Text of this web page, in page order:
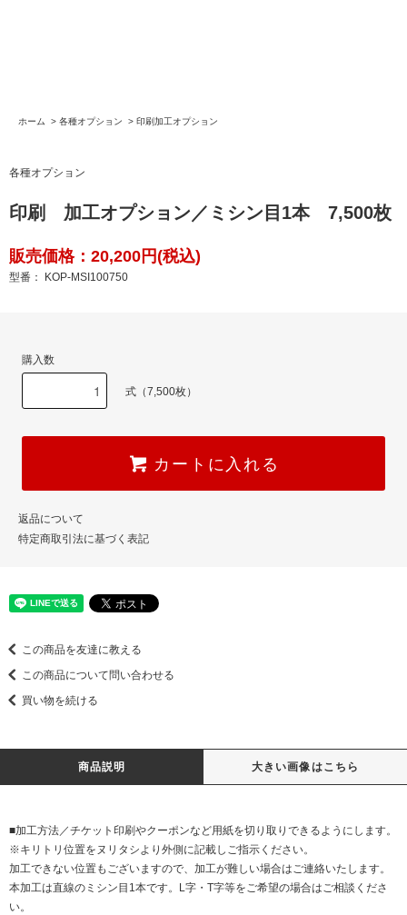
ホーム > 各種オプション > 印刷加工オプション
各種オプション
印刷 加工オプション／ミシン目1本 7,500枚
販売価格：20,200円(税込)
型番： KOP-MSI100750
購入数
式（7,500枚）
カートに入れる
返品について
特定商取引法に基づく表記
この商品を友達に教える
この商品について問い合わせる
買い物を続ける
商品説明 大きい画像はこちら
■加工方法／チケット印刷やクーポンなど用紙を切り取りできるようにします。
※キリトリ位置をヌリタシより外側に記載しご指示ください。
加工できない位置もございますので、加工が難しい場合はご連絡いたします。
本加工は直線のミシン目1本です。L字・T字等をご希望の場合はご相談くださ
い。